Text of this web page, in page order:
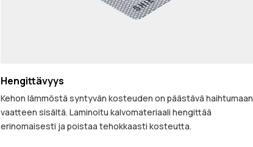
Hengittävyys
Kehon lämmöstä syntyvän kosteuden on päästävä haihtumaan
vaatteen sisältä. Laminoitu kalvomateriaali hengittää
erinomaisesti ja poistaa tehokkaasti kosteutta.